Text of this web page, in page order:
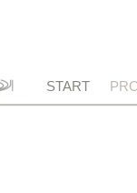
START